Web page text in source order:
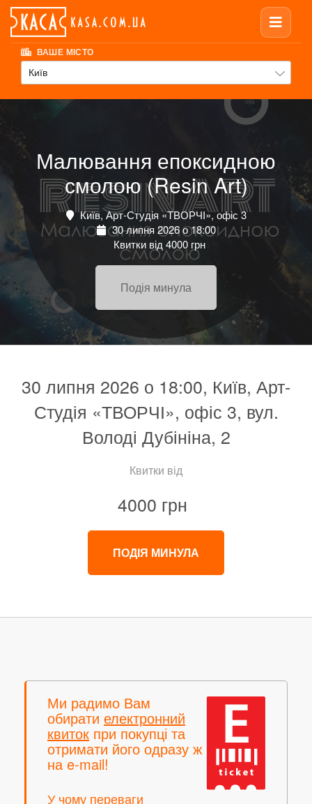
ВАШЕ МІСТО
Київ
Малювання епоксидною
смолою (Resin Art)
Київ, Арт-Студія «ТВОРЧІ», офіс 3
30 липня 2026 о 18:00
Квитки від 4000 грн
Подія минула
30 липня 2026 о 18:00, Київ, Арт-
Студія «ТВОРЧІ», офіс 3, вул.
Володі Дубініна, 2
Квитки від
4000 грн
ПОДІЯ МИНУЛА
Ми радимо Вам
обирати електронний
квиток при покупці та
отримати його одразу ж
на e-mail!
У чому переваги